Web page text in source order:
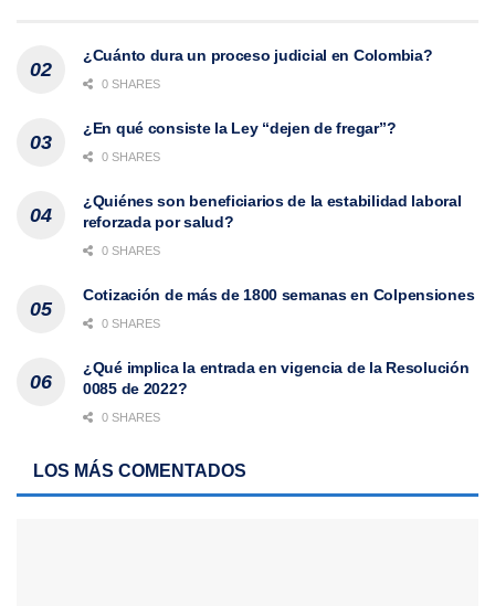
¿Cuánto dura un proceso judicial en Colombia?
0 SHARES
¿En qué consiste la Ley “dejen de fregar”?
0 SHARES
¿Quiénes son beneficiarios de la estabilidad laboral
reforzada por salud?
0 SHARES
Cotización de más de 1800 semanas en Colpensiones
0 SHARES
¿Qué implica la entrada en vigencia de la Resolución
0085 de 2022?
0 SHARES
LOS MÁS COMENTADOS